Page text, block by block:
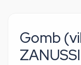
Gomb